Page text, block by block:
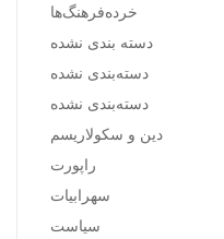
خرده‌فرهنگ‌ها
دسته بندی نشده
دسته‌بندی نشده
دسته‌بندی نشده
دین و سکولاریسم
راپورت
سهرابیات
سیاست